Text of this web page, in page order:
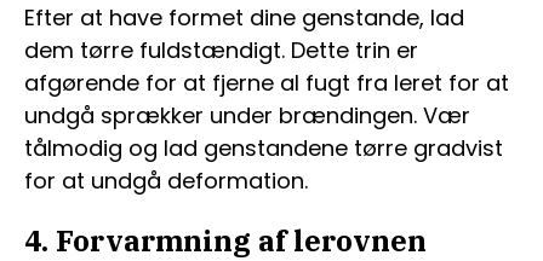
Efter at have formet dine genstande, lad
dem tørre fuldstændigt. Dette trin er
afgørende for at fjerne al fugt fra leret for at
undgå sprækker under brændingen. Vær
tålmodig og lad genstandene tørre gradvist
for at undgå deformation.
4. Forvarmning af lerovnen